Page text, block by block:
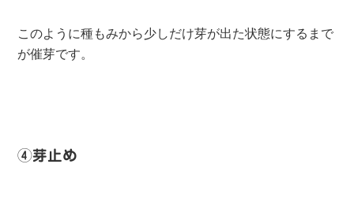
このように種もみから少しだけ芽が出た状態にするまで
が催芽です。
④芽止め